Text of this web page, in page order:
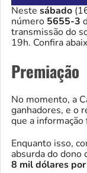
Neste sábado
número 5655-3
transmissão do
19h. Confira
Premiação
No momento, a
ganhadores, e o
que a informação
Enquanto isso,
absurda do dono
8 mil dólares